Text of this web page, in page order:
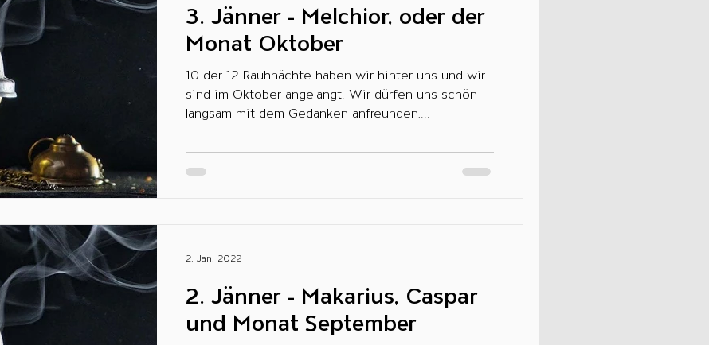
3. Jänner - Melchior, oder der
Monat Oktober
10 der 12 Rauhnächte haben wir hinter uns und wir
sind im Oktober angelangt. Wir dürfen uns schön
langsam mit dem Gedanken anfreunden,...
2. Jänner - Makarius, Caspar
und Monat September
2. Jan. 2022